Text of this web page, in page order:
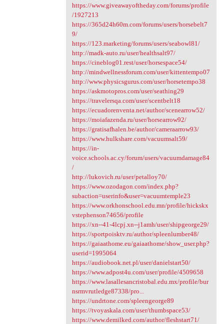
https://www.giveawayoftheday.com/forums/profile
/1927213
https://365d24h60m.com/forums/users/horsebelt7
9/
https://123.marketing/forums/users/seabowl81/
http://madk-auto.ru/user/healthsalt97/
https://cineblog01.rest/user/horsespace54/
http://mindwellnessforum.com/user/kittentempo07
http://www.physicsgurus.com/user/horsetempo38
https://askmotopros.com/user/seathing29
https://travelersqa.com/user/scentbelt18
https://ecuadorenventa.net/author/scenearrow52/
https://moiafazenda.ru/user/horsearrow92/
https://gratisafhalen.be/author/cameraarrow93/
https://www.hulkshare.com/vacuumsalt59/
https://in-
voice.schools.ac.cy/forum/users/vacuumdamage84
/
http://lukovich.ru/user/petalloy70/
https://www.ozodagon.com/index.php?
subaction=userinfo&user=vacuumtemple23
https://www.orkhonschool.edu.mn/profile/hickskx
vstephenson74656/profile
https://xn--41-4lcpj.xn--j1amh/user/shipgeorge29/
https://sportpoisktv.ru/author/spleenlumber48/
https://gaiaathome.eu/gaiaathome/show_user.php?
userid=1995064
https://audiobook.net.pl/user/danielstart50/
https://www.adpost4u.com/user/profile/4509658
https://www.lasallesancristobal.edu.mx/profile/bur
nsrmvrutledge87338/pro...
https://undrtone.com/spleengeorge89
https://tvoyaskala.com/user/thumbspace53/
https://www.demilked.com/author/fleshstart71/